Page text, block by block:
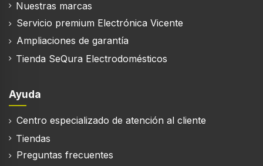
Nuestras marcas
Servicio premium Electrónica Vicente
Ampliaciones de garantía
Tienda SeQura Electrodomésticos
Ayuda
Centro especializado de atención al cliente
Tiendas
Preguntas frecuentes